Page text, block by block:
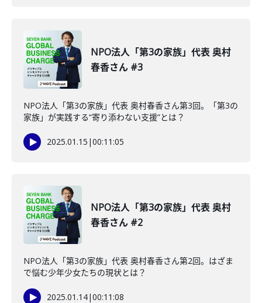
NPO法人「第3の家族」代表 奥村
春香さん #3
NPO法人「第3の家族」代表 奥村春香さん第3回。「第3の
家族」が実践する“寄り添わない支援”とは？
2025.01.15 |00:11:05
NPO法人「第3の家族」代表 奥村
春香さん #2
NPO法人「第3の家族」代表 奥村春香さん第2回。はざま
で悩む少年少女たちの現状とは？
2025.01.14|00:11:08